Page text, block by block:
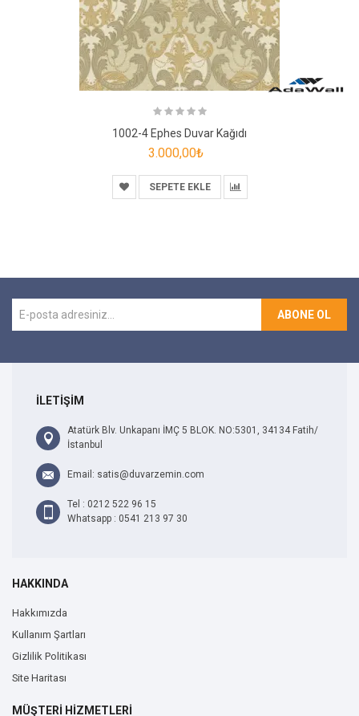
1002-4 Ephes Duvar Kağıdı
3.000,00₺
SEPETE EKLE
ABONE OL
İLETİŞİM
Atatürk Blv. Unkapanı İMÇ 5 BLOK. NO:5301, 34134 Fatih/
İstanbul
Email: satis@duvarzemin.com
Tel : 0212 522 96 15
Whatsapp : 0541 213 97 30
HAKKINDA
Hakkımızda
Kullanım Şartları
Gizlilik Politikası
Site Haritası
MÜŞTERİ HİZMETLERİ